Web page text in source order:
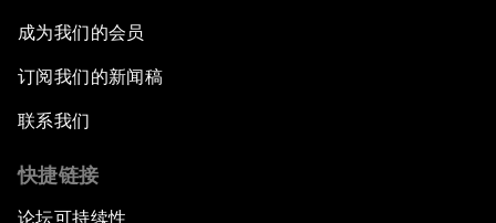
成为我们的会员
订阅我们的新闻稿
联系我们
快捷链接
论坛可持续性